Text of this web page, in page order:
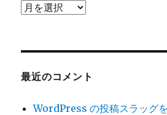
ア
ブ
最近のコメント
WordPress の投稿スラッグ